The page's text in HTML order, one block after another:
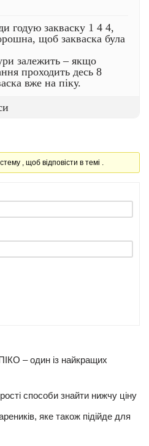
годую закваску 1 4 4,
щоб закваска була
залежить – якщо
проходить десь 8
вже на піку.
, щоб відповісти в темі .
– один із найкращих
способи знайти нижчу ціну
яке також підійде для